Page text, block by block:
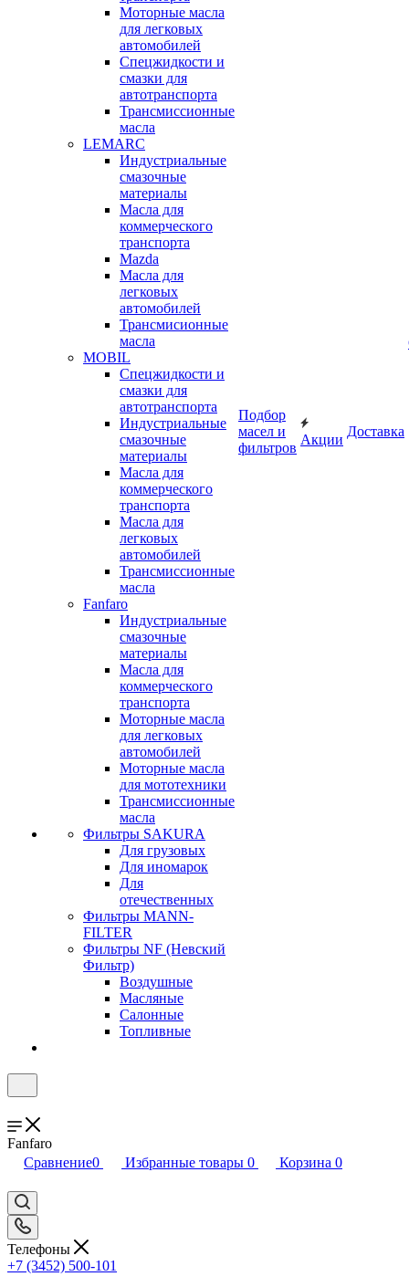
Моторные масла
для легковых
автомобилей
Спецжидкости и
смазки для
автотранспорта
Трансмиссионные
масла
LEMARC
Индустриальные
смазочные
материалы
Масла для
коммерческого
транспорта
Mazda
Масла для
легковых
автомобилей
Трансмисионные
масла
MOBIL
Cпецжидкости и
смазки для
автотранспорта
Индустриальные
смазочные
материалы
Масла для
коммерческого
транспорта
Масла для
легковых
автомобилей
Трансмиссионные
масла
Fanfaro
Индустриальные
смазочные
материалы
Масла для
коммерческого
транспорта
Моторные масла
для легковых
автомобилей
Моторные масла
для мототехники
Трансмиссионные
масла
Фильтры SAKURA
Для грузовых
Для иномарок
Для
отечественных
Фильтры MANN-
FILTER
Фильтры NF (Невский
Фильтр)
Воздушные
Масляные
Салонные
Топливные
Подбор
масел и
фильтров
Акции
Доставка
Fanfaro
Сравнение0 Избранные товары 0 Корзина 0
Телефоны
+7 (3452) 500-101